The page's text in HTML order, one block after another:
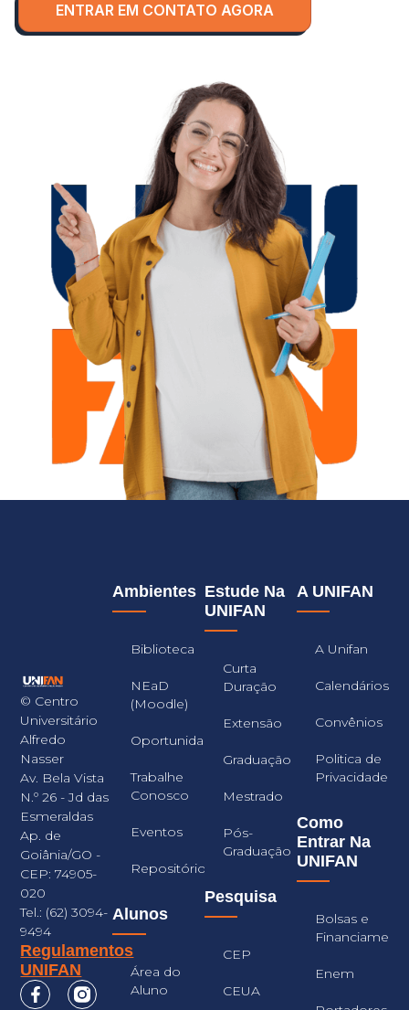
ENTRAR EM CONTATO AGORA
© Centro
Universitário
Alfredo
Nasser
Av. Bela Vista
N.º 26 - Jd das
Esmeraldas
Ap. de
Goiânia/GO -
CEP: 74905-
020
Tel.: (62) 3094-
9494
Regulamentos
UNIFAN
A UNIFAN
A Unifan
Calendários
Convênios
Politica de
Privacidade
Como
Entrar Na
UNIFAN
Bolsas e
Enem
Estude Na
UNIFAN
Curta
Duração
Extensão
Graduação
Mestrado
Pós-
Graduação
Pesquisa
CEP
CEUA
Ambientes
Biblioteca
NEaD
(Moodle)
Oportunidades
Trabalhe
Conosco
Eventos
Repositório
Alunos
Área do
Aluno